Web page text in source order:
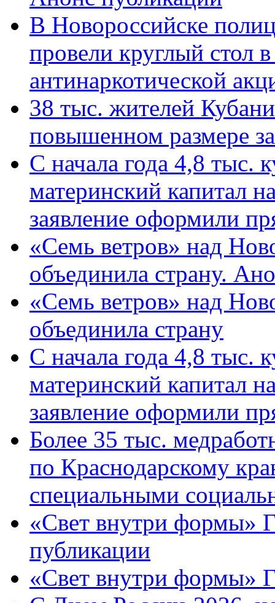
В Новороссийске
провели круглый стол
антинаркотической
38 тыс. жителей
повышенном размере
С начала года 4,8 тыс.
материнский капитал
заявление оформили
«Семь ветров» над
объединила страну.
«Семь ветров» над
объединила страну
С начала года 4,8 тыс.
материнский капитал
заявление оформили
Более 35 тыс.
по Краснодарскому
специальными
«Свет внутри формы»
публикации
«Свет внутри формы»